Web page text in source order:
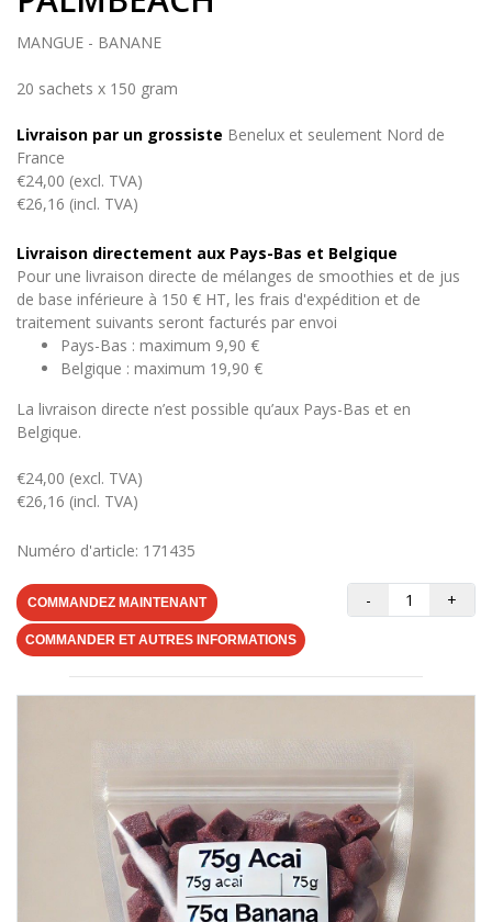
MANGUE - BANANE
20 sachets x 150 gram
Livraison par un grossiste Benelux et seulement Nord de
France
€24,00 (excl. TVA)
€26,16 (incl. TVA)
Livraison directement aux Pays-Bas et Belgique
Pour une livraison directe de mélanges de smoothies et de jus
de base inférieure à 150 € HT, les frais d'expédition et de
traitement suivants seront facturés par envoi
Pays-Bas : maximum 9,90 €
Belgique : maximum 19,90 €
La livraison directe n’est possible qu’aux Pays-Bas et en
Belgique.
€24,00 (excl. TVA)
€26,16 (incl. TVA)
Numéro d'article: 171435
COMMANDEZ MAINTENANT - +
COMMANDER ET AUTRES INFORMATIONS